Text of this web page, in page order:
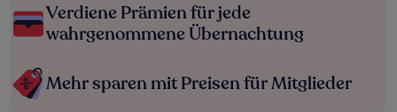
Verdiene Prämien für jede
wahrgenommene Übernachtung
Mehr sparen mit Preisen für Mitglieder